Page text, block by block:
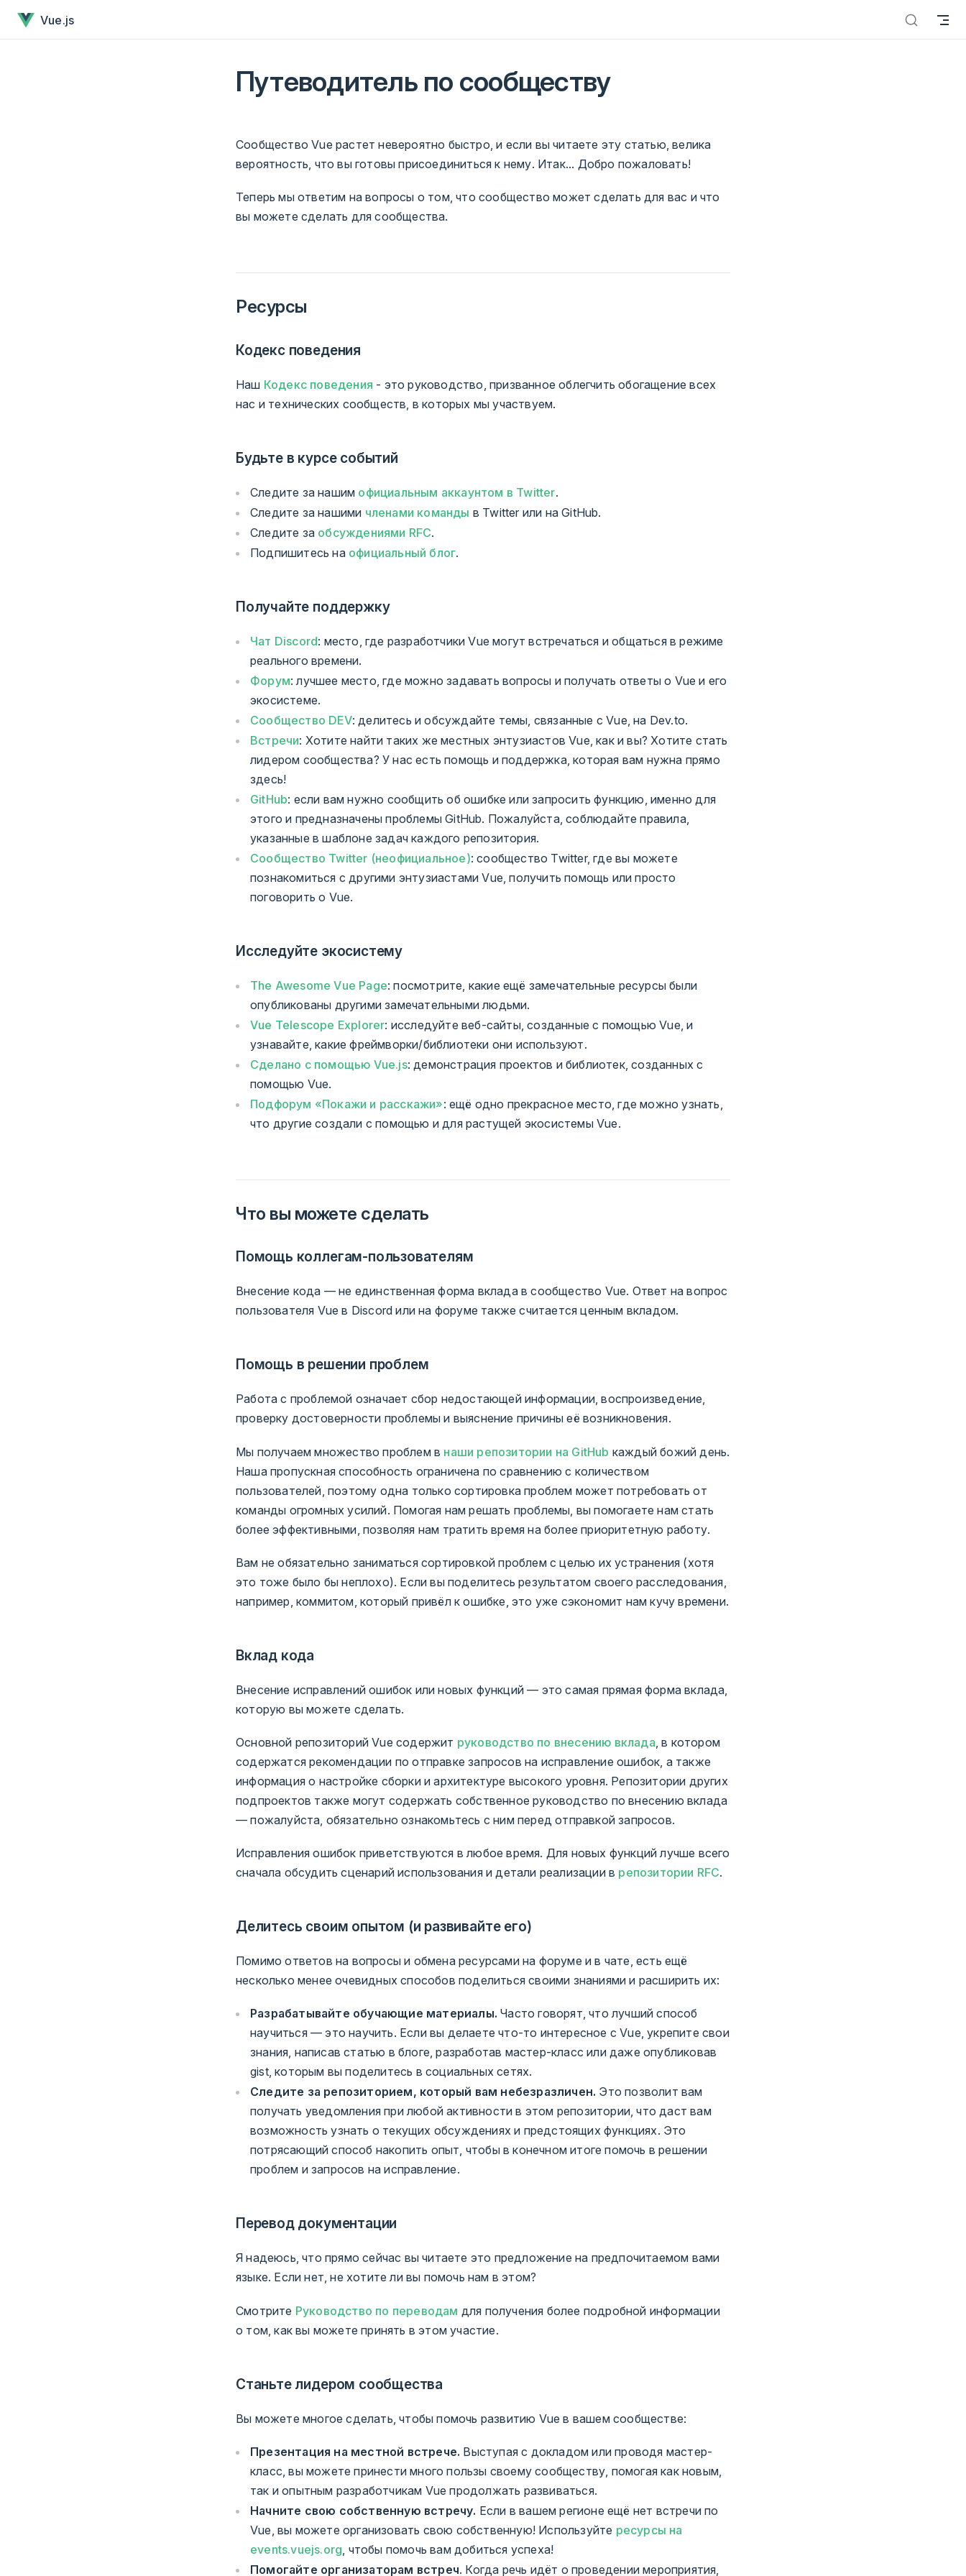
Перейти к содержанию
Vue.js
Путеводитель по сообществу
Сообщество Vue растет невероятно быстро, и если вы читаете эту статью, велика
вероятность, что вы готовы присоединиться к нему. Итак... Добро пожаловать!
Теперь мы ответим на вопросы о том, что сообщество может сделать для вас и что
вы можете сделать для сообщества.
Ресурсы
Кодекс поведения
Наш Кодекс поведения - это руководство, призванное облегчить обогащение всех
нас и технических сообществ, в которых мы участвуем.
Будьте в курсе событий
Следите за нашим официальным аккаунтом в Twitter.
Следите за нашими членами команды в Twitter или на GitHub.
Следите за обсуждениями RFC.
Подпишитесь на официальный блог.
Получайте поддержку
Чат Discord: место, где разработчики Vue могут встречаться и общаться в режиме
реального времени.
Форум: лучшее место, где можно задавать вопросы и получать ответы о Vue и его
экосистеме.
Сообщество DEV: делитесь и обсуждайте темы, связанные с Vue, на Dev.to.
Встречи: Хотите найти таких же местных энтузиастов Vue, как и вы? Хотите стать
лидером сообщества? У нас есть помощь и поддержка, которая вам нужна прямо
здесь!
GitHub: если вам нужно сообщить об ошибке или запросить функцию, именно для
этого и предназначены проблемы GitHub. Пожалуйста, соблюдайте правила,
указанные в шаблоне задач каждого репозитория.
Сообщество Twitter (неофициальное): сообщество Twitter, где вы можете
познакомиться с другими энтузиастами Vue, получить помощь или просто
поговорить о Vue.
Исследуйте экосистему
The Awesome Vue Page: посмотрите, какие ещё замечательные ресурсы были
опубликованы другими замечательными людьми.
Vue Telescope Explorer: исследуйте веб-сайты, созданные с помощью Vue, и
узнавайте, какие фреймворки/библиотеки они используют.
Сделано с помощью Vue.js: демонстрация проектов и библиотек, созданных с
помощью Vue.
Подфорум «Покажи и расскажи»: ещё одно прекрасное место, где можно узнать,
что другие создали с помощью и для растущей экосистемы Vue.
Что вы можете сделать
Помощь коллегам-пользователям
Внесение кода — не единственная форма вклада в сообщество Vue. Ответ на вопрос
пользователя Vue в Discord или на форуме также считается ценным вкладом.
Помощь в решении проблем
Работа с проблемой означает сбор недостающей информации, воспроизведение,
проверку достоверности проблемы и выяснение причины её возникновения.
Мы получаем множество проблем в наши репозитории на GitHub каждый божий день.
Наша пропускная способность ограничена по сравнению с количеством
пользователей, поэтому одна только сортировка проблем может потребовать от
команды огромных усилий. Помогая нам решать проблемы, вы помогаете нам стать
более эффективными, позволяя нам тратить время на более приоритетную работу.
Вам не обязательно заниматься сортировкой проблем с целью их устранения (хотя
это тоже было бы неплохо). Если вы поделитесь результатом своего расследования,
например, коммитом, который привёл к ошибке, это уже сэкономит нам кучу времени.
Вклад кода
Внесение исправлений ошибок или новых функций — это самая прямая форма вклада,
которую вы можете сделать.
Основной репозиторий Vue содержит руководство по внесению вклада , в котором
содержатся рекомендации по отправке запросов на исправление ошибок, а также
информация о настройке сборки и архитектуре высокого уровня. Репозитории других
подпроектов также могут содержать собственное руководство по внесению вклада
— пожалуйста, обязательно ознакомьтесь с ним перед отправкой запросов.
Исправления ошибок приветствуются в любое время. Для новых функций лучше всего
сначала обсудить сценарий использования и детали реализации в репозитории RFC.
Делитесь своим опытом (и развивайте его)
Помимо ответов на вопросы и обмена ресурсами на форуме и в чате, есть ещё
несколько менее очевидных способов поделиться своими знаниями и расширить их:
Разрабатывайте обучающие материалы. Часто говорят, что лучший способ
научиться — это научить. Если вы делаете что-то интересное с Vue, укрепите свои
знания, написав статью в блоге, разработав мастер-класс или даже опубликовав
gist, которым вы поделитесь в социальных сетях.
Следите за репозиторием, который вам небезразличен. Это позволит вам
получать уведомления при любой активности в этом репозитории, что даст вам
возможность узнать о текущих обсуждениях и предстоящих функциях. Это
потрясающий способ накопить опыт, чтобы в конечном итоге помочь в решении
проблем и запросов на исправление.
Перевод документации
Я надеюсь, что прямо сейчас вы читаете это предложение на предпочитаемом вами
языке. Если нет, не хотите ли вы помочь нам в этом?
Смотрите Руководство по переводам для получения более подробной информации
о том, как вы можете принять в этом участие.
Станьте лидером сообщества
Вы можете многое сделать, чтобы помочь развитию Vue в вашем сообществе:
Презентация на местной встрече. Выступая с докладом или проводя мастер-
класс, вы можете принести много пользы своему сообществу, помогая как новым,
так и опытным разработчикам Vue продолжать развиваться.
Начните свою собственную встречу. Если в вашем регионе ещё нет встречи по
Vue, вы можете организовать свою собственную! Используйте ресурсы на
events.vuejs.org , чтобы помочь вам добиться успеха!
Помогайте организаторам встреч. Когда речь идёт о проведении мероприятия,